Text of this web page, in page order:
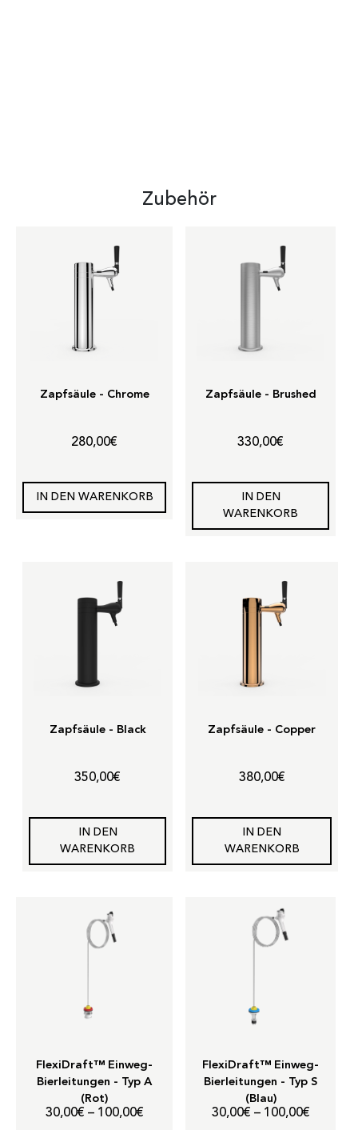
Zubehör
Zapfsäule - Chrome
280,00€
IN DEN WARENKORB
Zapfsäule - Brushed
330,00€
IN DEN
WARENKORB
Zapfsäule - Black
350,00€
IN DEN
WARENKORB
Zapfsäule - Copper
380,00€
IN DEN
WARENKORB
FlexiDraft™ Einweg-
Bierleitungen - Typ A
(Rot)
30,00€ – 100,00€Preisspanne:
FlexiDraft™ Einweg-
Bierleitungen - Typ S
(Blau)
30,00€ – 100,00€